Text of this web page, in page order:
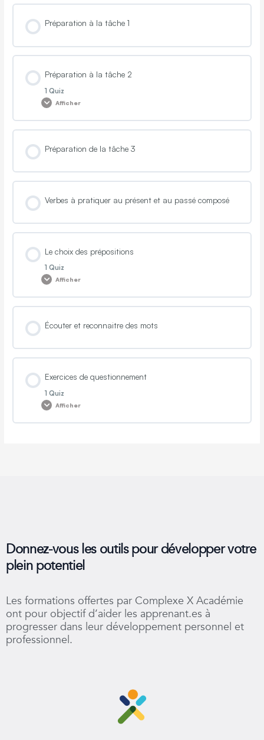
Préparation à la tâche 1
Préparation à la tâche 2
1 Quiz
Afficher
Préparation de la tâche 3
Verbes à pratiquer au présent et au passé composé
Le choix des prépositions
1 Quiz
Afficher
Écouter et reconnaitre des mots
Exercices de questionnement
1 Quiz
Afficher
Donnez-vous les outils pour développer votre
plein potentiel
Les formations offertes par Complexe X Académie
ont pour objectif d’aider les apprenant.es à
progresser dans leur développement personnel et
professionnel.